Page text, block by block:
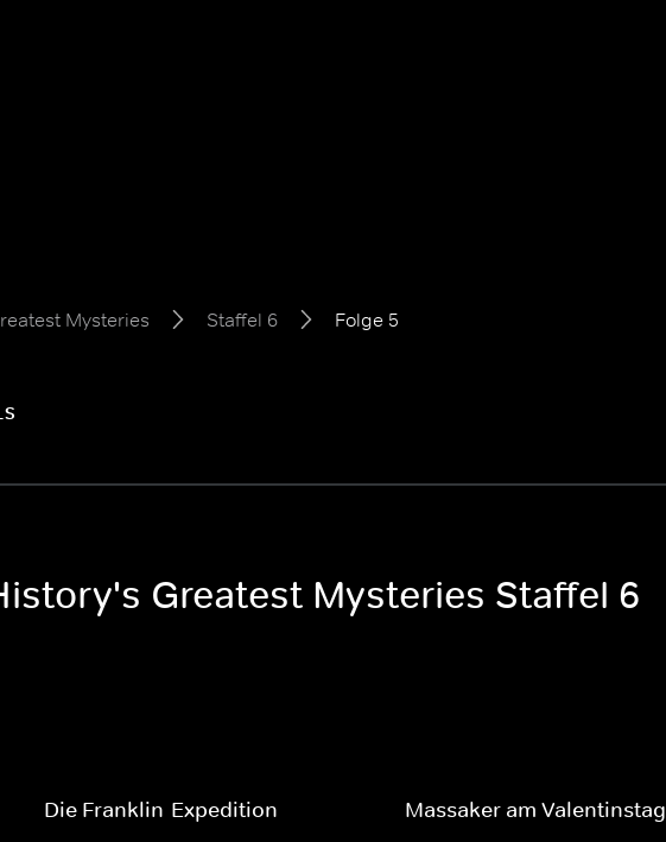
Mysteries Staffel 6 Folge 5
Greatest Mysteries Staffel 6
Die Franklin-Expedition Massaker am Valentinstag